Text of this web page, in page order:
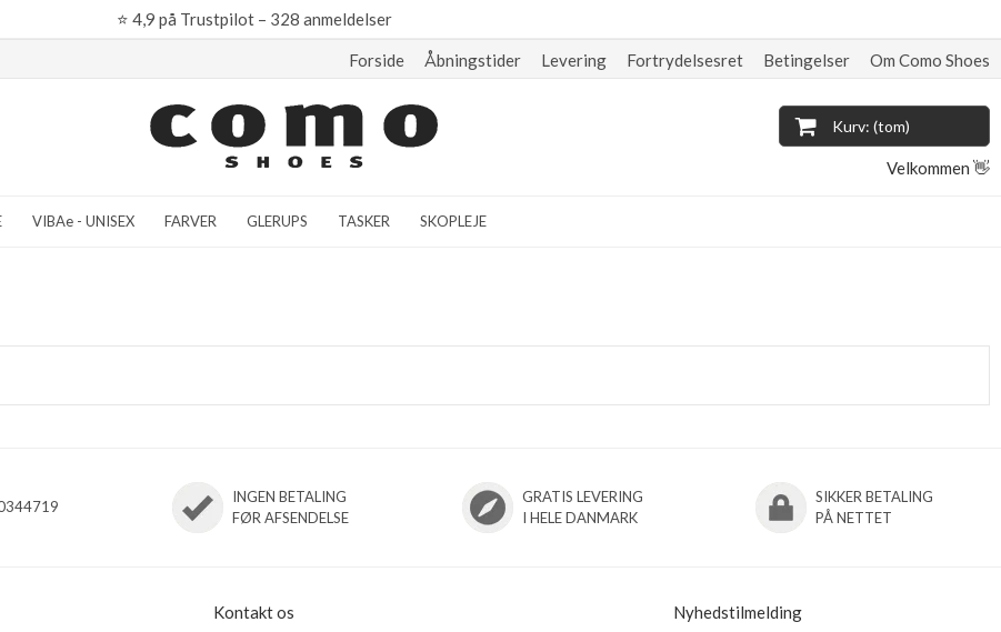
⭐ 4,9 på Trustpilot – 328 anmeldelser
Forside Åbningstider Levering Fortrydelsesret Betingelser Om Como Shoes
Kurv: (tom)
Velkommen 👋
VIBAe - UNISEX FARVER GLERUPS TASKER SKOPLEJE
INGEN BETALING
FØR AFSENDELSE
GRATIS LEVERING
I HELE DANMARK
SIKKER BETALING
PÅ NETTET
Kontakt os Nyhedstilmelding